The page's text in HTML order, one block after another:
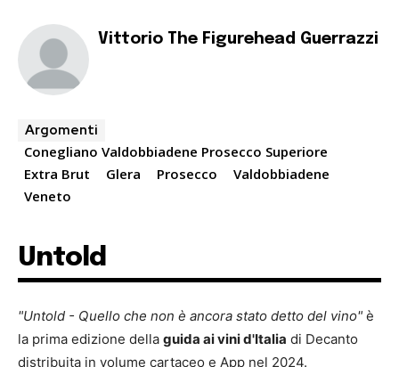
Vittorio The Figurehead Guerrazzi
Argomenti
Conegliano Valdobbiadene Prosecco Superiore
Extra Brut
Glera Prosecco
Valdobbiadene
Veneto
Untold
"Untold - Quello che non è ancora stato detto del vino" è
la prima edizione della guida ai vini d'Italia di Decanto
distribuita in volume cartaceo e App nel 2024.